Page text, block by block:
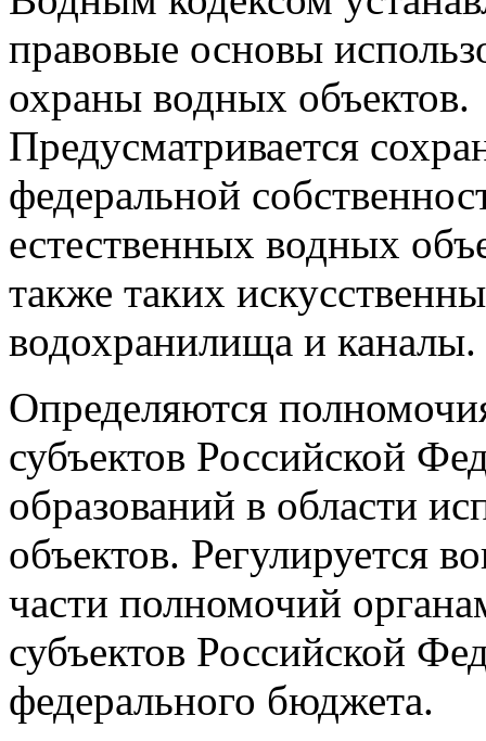
правовые основы
охраны водных объектов.
Предусматривается
федеральной
естественных водных
также таких
водохранилища и каналы.
Определяются
субъектов Российской
образований в области
объектов. Регулируется
части полномочий
субъектов Российской
федерального бюджета.